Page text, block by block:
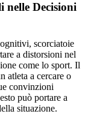
Decisioni
scorciatoie
a distorsioni nel
come lo sport. Il
atleta a cercare o
convinzioni
può portare a
situazione.